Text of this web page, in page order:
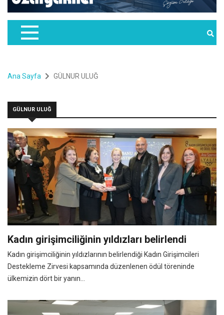
Ana Sayfa GÜLNUR ULUĞ
GÜLNUR ULUĞ
Kadın girişimciliğinin yıldızları belirlendi
Kadın girişimciliğinin yıldızlarının belirlendiği Kadın Girişimcileri
Destekleme Zirvesi kapsamında düzenlenen ödül töreninde
ülkemizin dört bir yanın...